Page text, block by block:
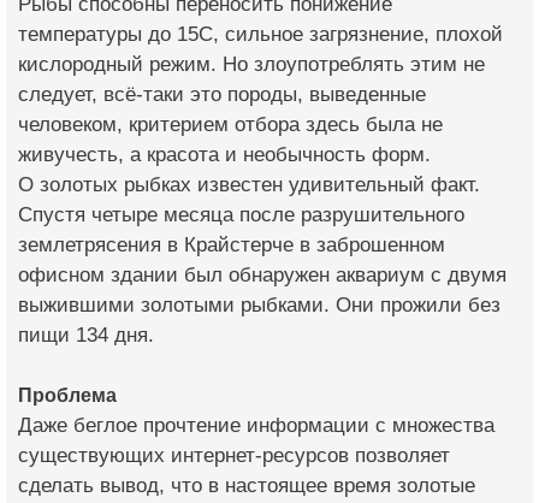
температуры до 15С, сильное загрязнение, плохой
кислородный режим. Но злоупотреблять этим не
следует, всё-таки это породы, выведенные
человеком, критерием отбора здесь была не
живучесть, а красота и необычность форм.
О золотых рыбках известен удивительный факт.
Спустя четыре месяца после разрушительного
землетрясения в Крайстерче в заброшенном
офисном здании был обнаружен аквариум с двумя
выжившими золотыми рыбками. Они прожили без
пищи 134 дня.
Проблема
Даже беглое прочтение информации с множества
существующих интернет-ресурсов позволяет
сделать вывод, что в настоящее время золотые